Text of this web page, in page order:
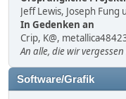
Jeff Lewis, Joseph Fung
In Gedenken an
Crip, K@,
An alle, die wir
Software/Grafik